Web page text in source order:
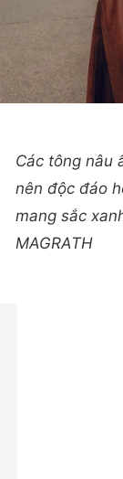
Các tông nâu
nên độc đáo
mang sắc
MAGRATH